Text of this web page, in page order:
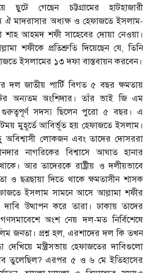
ছুটে গেছেন চট্টগ্রামের হাটহাজারী
ঐ মাদরাসার অধ্যক্ষ ও হেফাজতে ইসলাম-
আহমদ শফী সাহেবের দোয়া নেওয়া।
শফীকে প্রতিশ্রুতি দিয়েছেন যে, তিনি
ইসলামের ১৩ দফা বাস্তবায়ন করবেন।
দল জাতীয় পার্টি বিগত ৫ বছর ক্ষমতায়
অন্যতম অংশিদার। তাঁর ভাই জি এম
গুরুত্বপূর্ণ সদস্য ছিলেন পুরো ৫ বছর। এ
মুহূর্তে আবির্ভূত হয় হেফাজতে ইসলাম।
অবিশ্বাসী লোকজন এবং তাদের দোসররা
নাগরিকের বিশ্বাসে আঘাত হানার
আর তাদেরকে রাষ্ট্রীয় ও দলীয়ভাবে
ও ছত্রছায়া দিতে থাকে ক্ষমতাসীন শাসক
ইসলাম সামনে আসে আল্লামা শফীর
উত্থাপন করে তারা। ঢাকায় তাদের
অংশ নেয় দল-মত নির্বিশেষে
জনতা। প্রশ্ন হল, এরশাদের দল কি তখন
দেখিয়ে মন্ত্রীসভায় হেফাজতের দাবিগুলো
তুলেছিল? এরপর ৫ ও ৬ মে ইতিহাসের